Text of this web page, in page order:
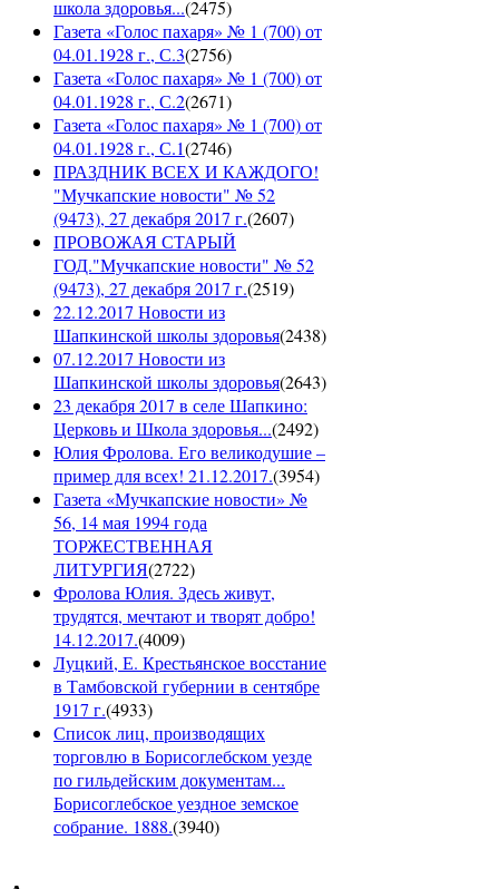
школа здоровья...(2475)
Газета «Голос пахаря» № 1 (700) от
04.01.1928 г., С.3(2756)
Газета «Голос пахаря» № 1 (700) от
04.01.1928 г., С.2(2671)
Газета «Голос пахаря» № 1 (700) от
04.01.1928 г., С.1(2746)
ПРАЗДНИК ВСЕХ И КАЖДОГО!
"Мучкапские новости" № 52
(9473), 27 декабря 2017 г.(2607)
ПРОВОЖАЯ СТАРЫЙ
ГОД."Мучкапские новости" № 52
(9473), 27 декабря 2017 г.(2519)
22.12.2017 Новости из
Шапкинской школы здоровья(2438)
07.12.2017 Новости из
Шапкинской школы здоровья(2643)
23 декабря 2017 в селе Шапкино:
Церковь и Школа здоровья...(2492)
Юлия Фролова. Его великодушие –
пример для всех! 21.12.2017.(3954)
Газета «Мучкапские новости» №
56, 14 мая 1994 года
ТОРЖЕСТВЕННАЯ
ЛИТУРГИЯ(2722)
Фролова Юлия. Здесь живут,
трудятся, мечтают и творят добро!
14.12.2017.(4009)
Луцкий, Е. Крестьянское восстание
в Тамбовской губернии в сентябре
1917 г.(4933)
Список лиц, производящих
торговлю в Борисоглебском уезде
по гильдейским документам...
Борисоглебское уездное земское
собрание. 1888.(3940)